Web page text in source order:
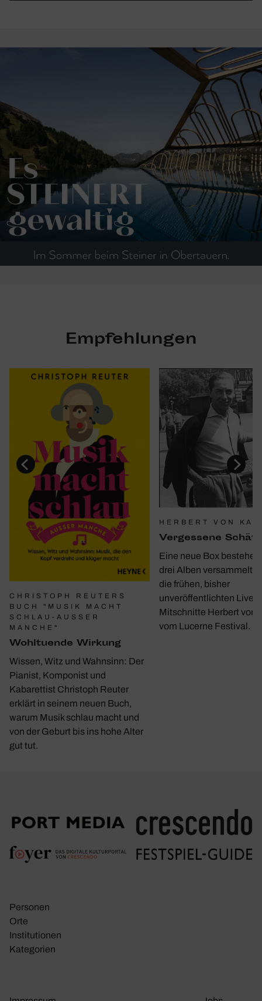
Empfehlungen
CHRISTOPH REUTERS
BUCH "MUSIK MACHT
SCHLAU-AUSSER M
ANCHE"
Wohl­tu­ende Wirkung
Wissen, Witz und Wahnsinn: Der
Pianist, Komponist und
Kabarettist Christoph Reuter
erklärt in seinem neuen Buch,
warum Musik schlau macht und
von der Geburt bis ins hohe Alter
gut tut.
HERBERT VON
Verges­sene
Eine neue Box
drei Alben versammelt
die frühen, bisher
unveröffentlichten Live-
Mitschnitte Herbert von
vom Lucerne Festival.
Personen
Orte
Insti­tu­tionen
Kate­go­rien